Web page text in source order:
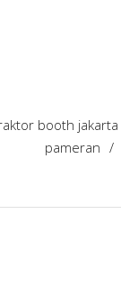
booth jakarta
pameran /